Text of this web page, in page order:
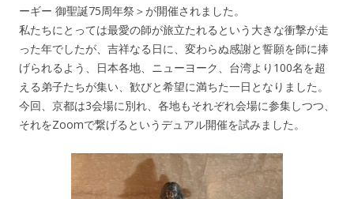
ーギー 御聖誕75周年祭＞が開催されました。
私たちにとっては最愛の師が旅立たれるという大きな衝撃が走
った年でしたが、吉祥なる日に、変わらぬ感謝と誓願を師に捧
げられるよう、日本各地、ニューヨーク、台湾より100名を超
える弟子たちが集い、歓びと希望に満ちた一日となりました。
今回、京都は3会場に別れ、各地もそれぞれ会場に参集しつつ、
それをZoomで繋げるというデュアル開催を試みました。